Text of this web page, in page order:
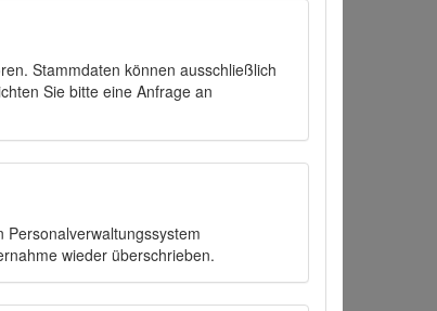
Stammdaten können ausschließlich
Sie bitte eine Anfrage an
wieder überschrieben.